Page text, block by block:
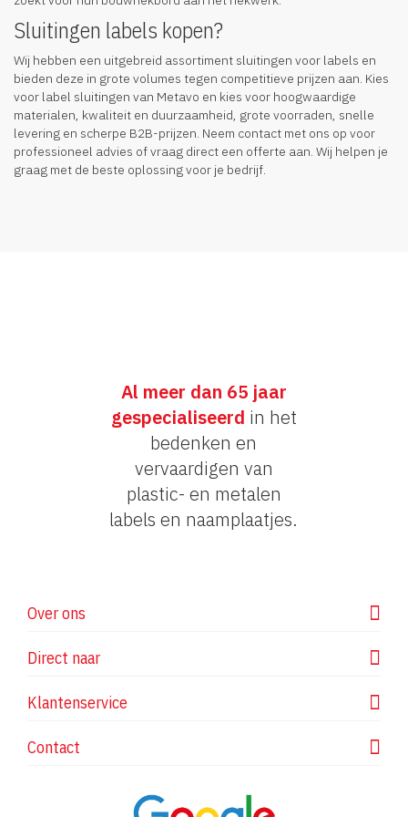
Sluitingen labels kopen?
Wij hebben een uitgebreid assortiment sluitingen voor labels en
bieden deze in grote volumes tegen competitieve prijzen aan. Kies
voor label sluitingen van Metavo en kies voor hoogwaardige
materialen, kwaliteit en duurzaamheid, grote voorraden, snelle
levering en scherpe B2B-prijzen. Neem contact met ons op voor
professioneel advies of vraag direct een offerte aan. Wij helpen je
graag met de beste oplossing voor je bedrijf.
Al meer dan 65 jaar
gespecialiseerd in het
bedenken en
vervaardigen van
plastic- en metalen
labels en naamplaatjes.
Over ons
Direct naar
Klantenservice
Contact